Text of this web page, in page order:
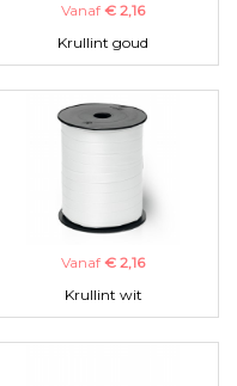
Vanaf € 2,16
Krullint goud
Vanaf € 2,16
Krullint wit